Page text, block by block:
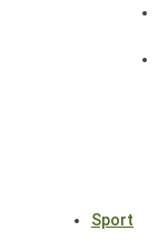
Sport